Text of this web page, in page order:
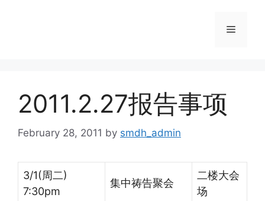
Menu
2011.2.27报告事项
February 28, 2011 by smdh_admin
3/1(周二)
7:30pm
集中祷告聚会
二楼大会
场